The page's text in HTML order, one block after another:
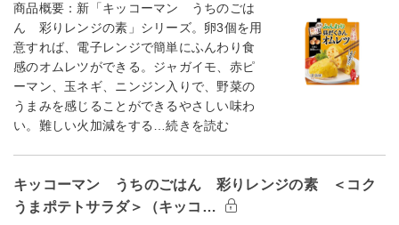
商品概要：新「キッコーマン うちのごは
ん 彩りレンジの素」シリーズ。卵3個を用
意すれば、電子レンジで簡単にふんわり食
感のオムレツができる。ジャガイモ、赤ピ
ーマン、玉ネギ、ニンジン入りで、野菜の
うまみを感じることができるやさしい味わ
い。難しい火加減をする…続きを読む
キッコーマン うちのごはん 彩りレンジの素 ＜コク
うまポテトサラダ＞（キッコ…